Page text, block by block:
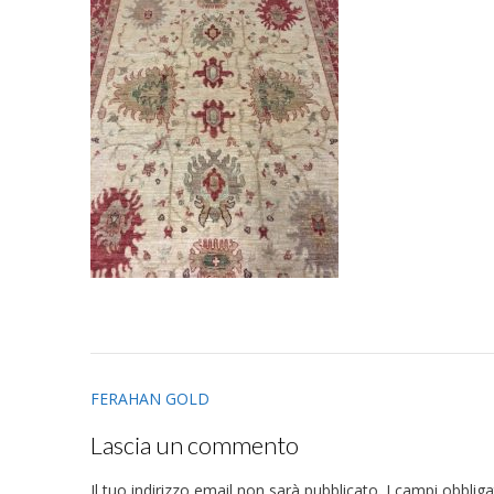
Post
FERAHAN GOLD
Lascia un commento